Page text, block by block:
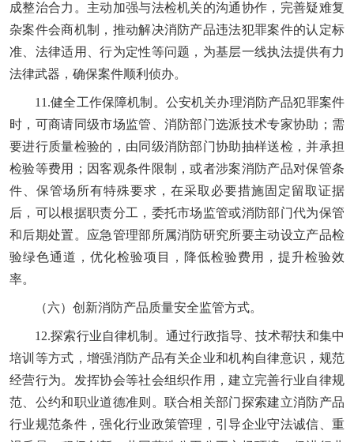
成整治合力。主动加强与法检机关的沟通协作，完善疑难复
杂案件会商机制，推动解决消防产品违法犯罪案件的认定标
准、法律适用、行为定性等问题，为基层一线执法提供有力
法律武器，确保案件顺利侦办。
11.健全工作保障机制。公安机关办理消防产品犯罪案件
时，可商请同级市场监管、消防部门选派技术专家协助；需
要进行质量检验的，由同级消防部门协助抽样送检，并承担
检验等费用；因客观条件限制，或者涉案消防产品对保管条
件、保管场所有特殊要求，在采取必要措施固定留取证据
后，可以根据职责分工，委托市场监管或消防部门代为保管
和后期处置。应急管理部所属消防研究所要主动设立产品检
验绿色通道，优化检验项目，降低检验费用，提升检验效
率。
（六）创新消防产品质量安全监管方式。
12.探索行业自律机制。通过行政指导、技术帮扶和集中
培训等方式，增强消防产品有关企业和机构自律意识，规范
经营行为。发挥协会等社会组织作用，建立完善行业自律规
范、公约和职业道德准则。联合相关部门探索建立消防产品
行业规范条件，强化行业政策管理，引导企业守法诚信、重